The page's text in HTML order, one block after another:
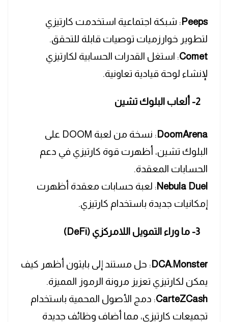
Peeps: شبكة اجتماعية استخدمت كارتيزي
لتطوير خوارزميات توصيات قابلة للتحقق.
Comet: استغل القدرات الحسابية لكارتيزي
لإنشاء لوحة قيادية تعاونية.
2- ألعاب البلوك تشين
DoomArena
: نسخة من لعبة DOOM على
البلوك تشين، أظهرت قوة كارتيزي في دعم
الحسابات المعقدة.
Nebula Duel: لعبة حسابات معقدة أظهرت
إمكانيات جديدة باستخدام كارتيزي.
3- ما وراء التمويل اللامركزي (DeFi)
DCA.Monster: حل مستند إلى بايثون أظهر كيف
يمكن لكارتيزي تعزيز مرونة الرموز المميزة.
CarteZCash: دمج الأصول المحمية باستخدام
تجميعات كارتيزي، مما أضاف وظائف جديدة